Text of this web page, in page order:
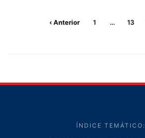
‹ Anterior 1 … 13
ÍNDICE TEMÁTICO: